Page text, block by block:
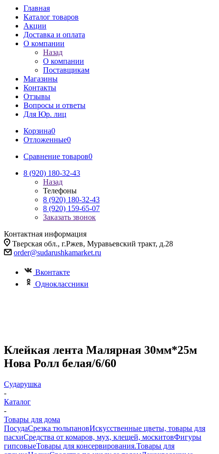
Главная
Каталог товаров
Акции
Доставка и оплата
О компании
Назад
О компании
Поставщикам
Магазины
Контакты
Отзывы
Вопросы и ответы
Для Юр. лиц
Корзина0
Отложенные0
Сравнение товаров0
8 (920) 180-32-43
Назад
Телефоны
8 (920) 180-32-43
8 (920) 159-65-07
Заказать звонок
Контактная информация
Тверская обл., г.Ржев, Муравьевский тракт, д.28
order@sudarushkamarket.ru
Вконтакте
Одноклассники
Клейкая лента Малярная 30мм*25м
Нова Ролл белая/6/60
Сударушка
-
Каталог
-
Товары для дома
ПосудаСрезка тюльпановИскусственные цветы, товары для
пасхиСредства от комаров, мух, клещей, москитовФигуры
гипсовыеТовары для консервирования.Товары для